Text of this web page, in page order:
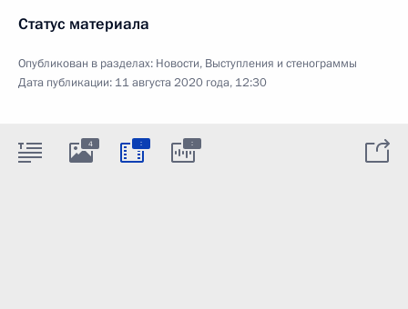
Статус материала
Опубликован в разделах: Новости, Выступления и стенограммы
Дата публикации: 11 августа 2020 года, 12:30
4 : :